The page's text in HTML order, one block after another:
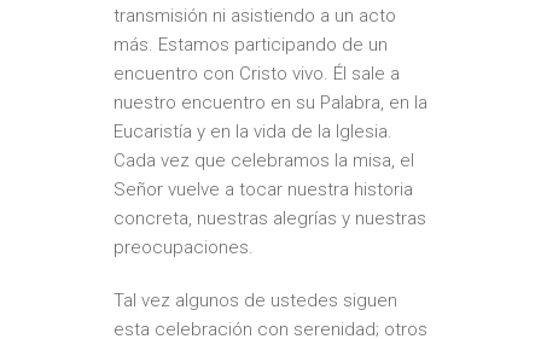
transmisión ni asistiendo a un acto
más. Estamos participando de un
encuentro con Cristo vivo. Él sale a
nuestro encuentro en su Palabra, en la
Eucaristía y en la vida de la Iglesia.
Cada vez que celebramos la misa, el
Señor vuelve a tocar nuestra historia
concreta, nuestras alegrías y nuestras
preocupaciones.
Tal vez algunos de ustedes siguen
esta celebración con serenidad; otros